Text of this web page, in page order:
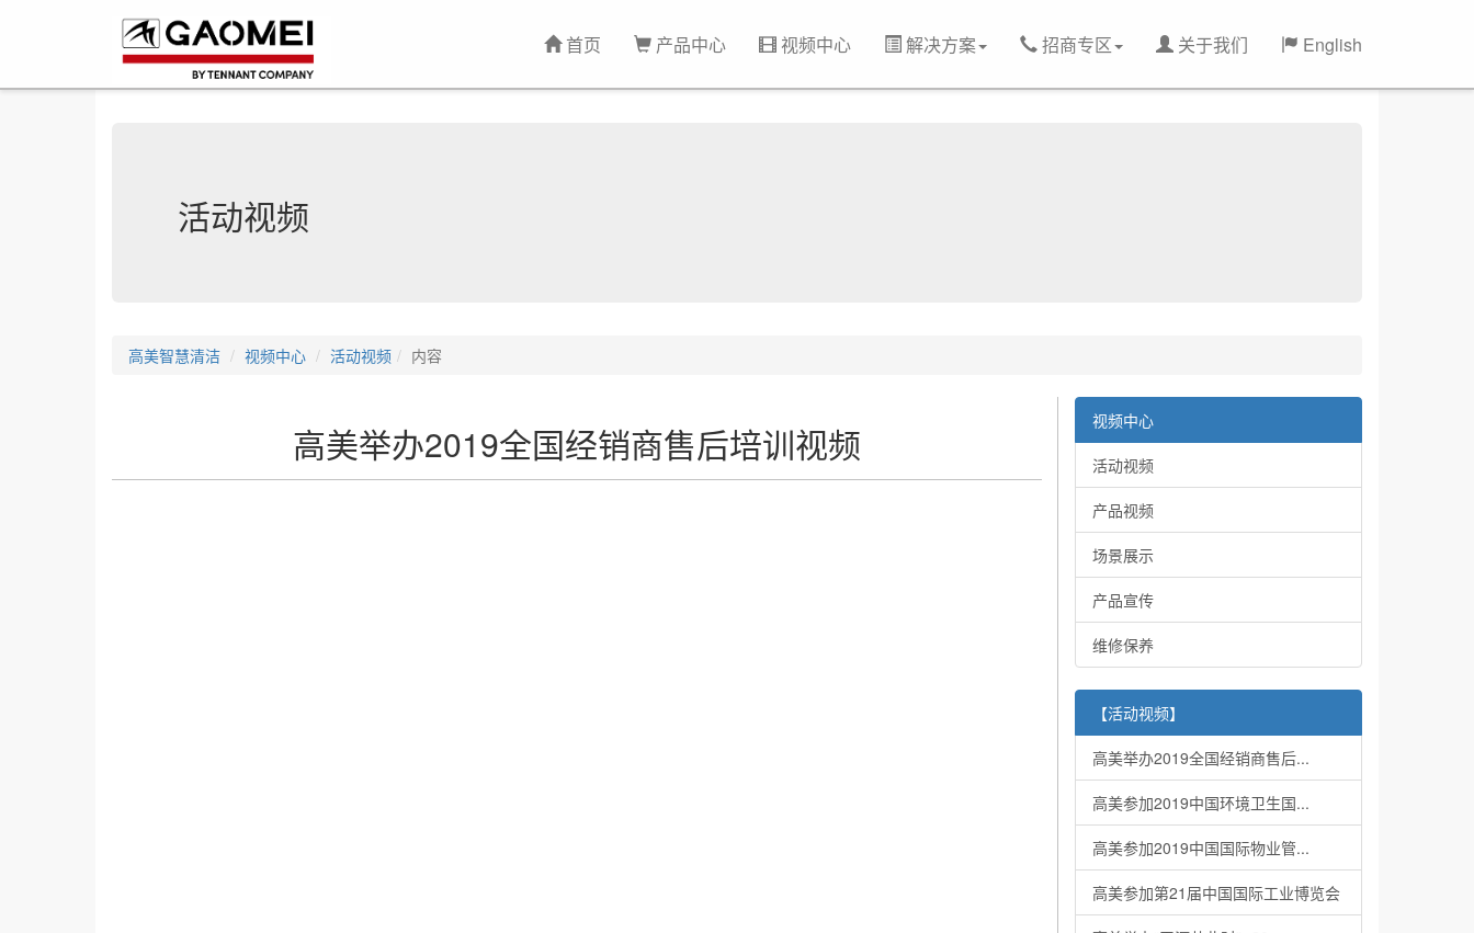
首页 产品中心 视频中心 解决方案 招商专区 关于我们 English
活动视频
高美智慧清洁 视频中心 活动视频 内容
高美举办2019全国经销商售后培训视频 视频中心
活动视频
产品视频
场景展示
产品宣传
维修保养
【活动视频】
高美举办2019全国经销商售后...
高美参加2019中国环境卫生国...
高美参加2019中国国际物业管...
高美参加第21届中国国际工业博览会